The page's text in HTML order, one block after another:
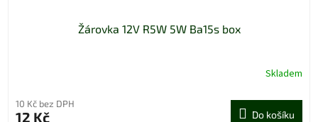
Žárovka 12V R5W 5W Ba15s box
Skladem
10 Kč bez DPH
12 Kč Do košíku